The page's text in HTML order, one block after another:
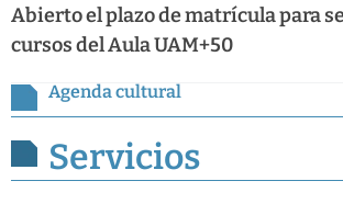
Abierto el plazo de matrícula para
cursos del Aula UAM+50
Agenda cultural
Servicios